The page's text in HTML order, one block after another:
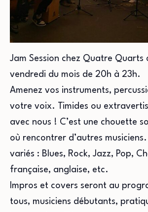
Jam Session chez Quatre Quarts
vendredi du mois de 20h à 23h.
Amenez vos instruments,
votre voix. Timides ou
avec nous ! C’est une chouette
où rencontrer d’autres
variés : Blues, Rock, Jazz, Pop,
française, anglaise, etc.
Impros et covers seront au
tous, musiciens débutants,